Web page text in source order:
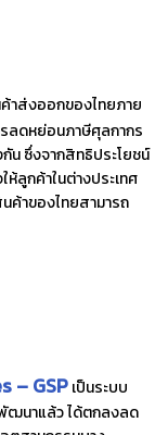
าส่งออกของไทยภาย
ลดหย่อนภาษีศุลกากร
กัน ซึ่งจากสิทธิประโยชน์
ห้ลูกค้าในต่างประเทศ
ค้าของไทยสามารถ
– GSPเป็นระบบ
ฒนาแล้ว ได้ตกลงลด